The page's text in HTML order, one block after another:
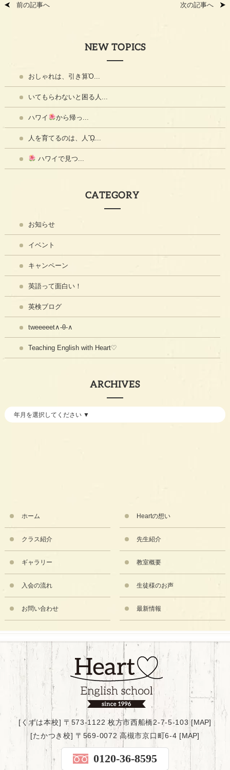
前の記事へ 次の記事へ
NEW TOPICS
おしゃれは、引き算Ὀ...
いてもらわないと困る人...
ハワイ から帰っ...
人を育てるのは、人ᾫ...
ハワイで見つ...
CATEGORY
お知らせ
イベント
キャンペーン
英語って面白い！
英検ブログ
tweeeeet∧-θ-∧
Teaching English with Heart♡
ARCHIVES
ホーム Heartの想い
クラス紹介 先生紹介
ギャラリー 教室概要
入会の流れ 生徒様のお声
お問い合わせ 最新情報
[くずは本校] 〒573-1122 枚方市西船橋2-7-5-103 [MAP]
[たかつき校] 〒569-0072 高槻市京口町6-4 [MAP]
0120-36-8595